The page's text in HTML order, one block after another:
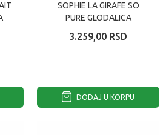
SOPHIE LA GIRAFE SO
PURE GLODALICA
3.259,00 RSD
DODAJ U KORPU